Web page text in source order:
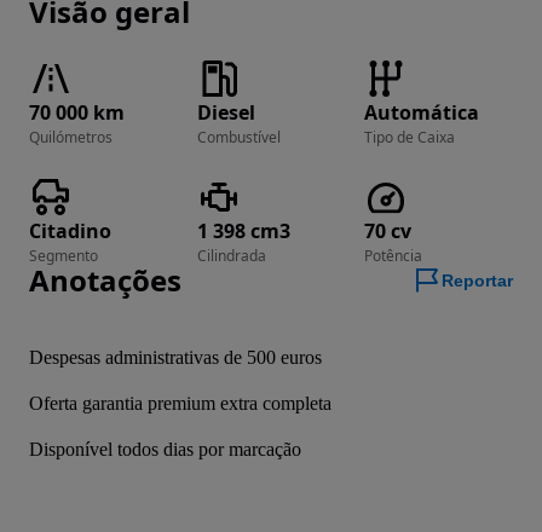
Visão geral
70 000 km
Quilómetros
Diesel
Combustível
Automática
Tipo de Caixa
Citadino
Segmento
1 398 cm3
Cilindrada
70 cv
Potência
Anotações Reportar
Despesas administrativas de 500 euros
Oferta garantia premium extra completa
Disponível todos dias por marcação